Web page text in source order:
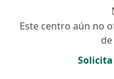
Este centro aún no